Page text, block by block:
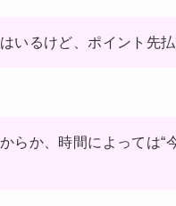
いるけど、ポイント先
らか、時間によっては“